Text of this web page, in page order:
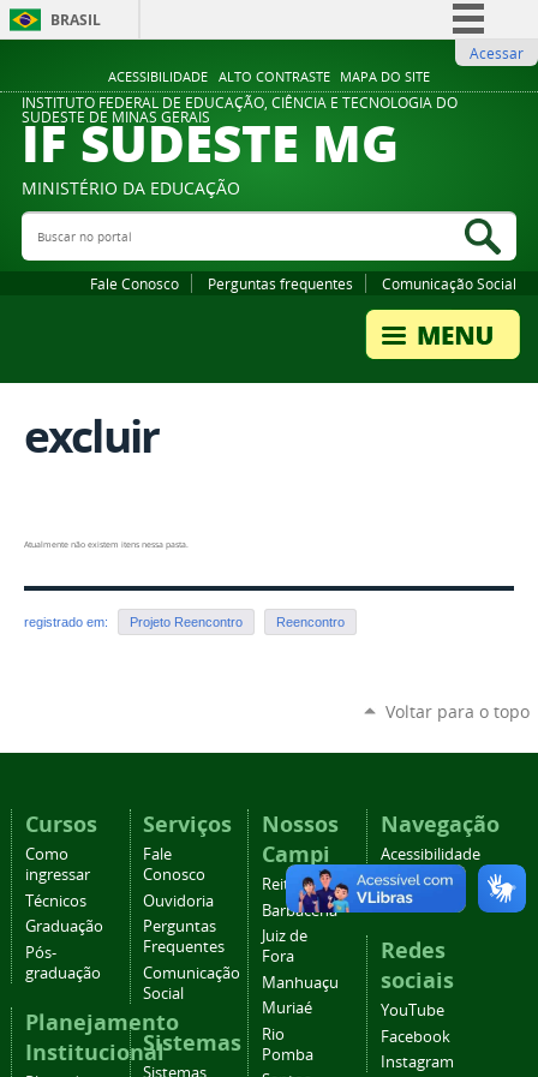
ACESSIBILIDADE ALTO CONTRASTE MAPA DO SITE
BRASIL
Comunica BR
Participe
Legislação
Acessar
INSTITUTO FEDERAL DE EDUCAÇÃO, CIÊNCIA E TECNOLOGIA DO
SUDESTE DE MINAS GERAIS
IF SUDESTE MG
MINISTÉRIO DA EDUCAÇÃO
Buscar no portal
Fale Conosco Perguntas frequentes Comunicação Social
excluir
Atualmente não existem itens nessa pasta.
registrado em: Projeto Reencontro Reencontro
Voltar para o topo
Cursos
Como
ingressar
Técnicos
Graduação
Pós-
graduação
Planejamento
Institucional
Serviços
Fale
Conosco
Ouvidoria
Perguntas
Frequentes
Comunicação
Social
Sistemas
Nossos
Campi
Reitoria
Barbacena
Juiz de
Fora
Manhuaçu
Muriaé
Rio
Pomba
Navegação
Acessibilidade
Mapa do
site
Redes
sociais
YouTube
Facebook
Instagram